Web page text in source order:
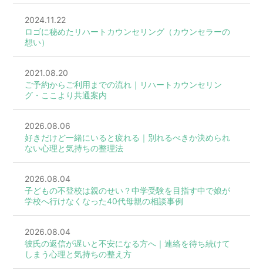
2024.11.22
ロゴに秘めたリハートカウンセリング（カウンセラーの
想い）
2021.08.20
ご予約からご利用までの流れ｜リハートカウンセリン
グ・ここより共通案内
2026.08.06
好きだけど一緒にいると疲れる｜別れるべきか決められ
ない心理と気持ちの整理法
2026.08.04
子どもの不登校は親のせい？中学受験を目指す中で娘が
学校へ行けなくなった40代母親の相談事例
2026.08.04
彼氏の返信が遅いと不安になる方へ｜連絡を待ち続けて
しまう心理と気持ちの整え方